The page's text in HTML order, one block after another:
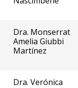
Dra. Monserrat
Amelia Giubbi
Martínez
Dra. Verónica